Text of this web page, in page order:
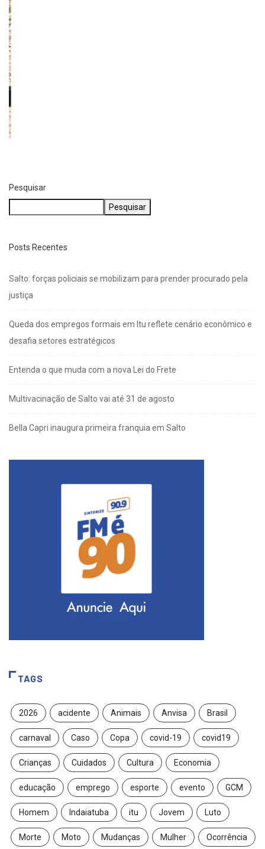
Pesquisar
Pesquisar
Posts Recentes
Salto: forças policiais se mobilizam para prender procurado pela
justiça
Queda dos empregos formais em Itu reflete cenário econômico e
desafia setores estratégicos
Entenda o que muda com a nova Lei do Frete
Multivacinação de Salto vai até 31 de agosto
Bella Capri inaugura primeira franquia em Salto
TAGS
2026 acidente Animais Anvisa Brasil
carnaval Caso Copa covid-19 covid19
Crianças Cuidados Cultura Economia
educação emprego esporte evento GCM
Homem Indaiatuba itu Jovem Luto
Morte Moto Mudanças Mulher Ocorrência